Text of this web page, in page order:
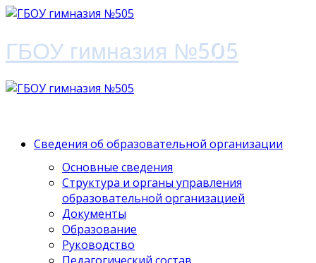
ГБОУ гимназия №505
Сведения об образовательной организации
Основные сведения
Структура и органы управления
образовательной организацией
Документы
Образование
Руководство